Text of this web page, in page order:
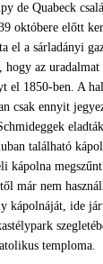
de Quabeck
októbere előtt
el a sárladányi
az uradalmat
el 1850-ben. A
csak ennyit
található
kápolna
már nem
kápolnáját, ide
temploma.